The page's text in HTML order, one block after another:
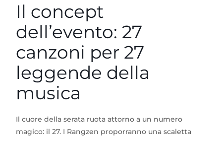
Il concept
dell’evento: 27
canzoni per 27
leggende della
musica
Il cuore della serata ruota attorno a un numero
magico: il 27. I Rangzen proporranno una scaletta